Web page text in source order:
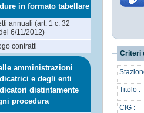
Criteri
Titolo :
CIG :
in formato tabellare
annuali (art. 1 c. 32
6/11/2012)
contratti
amministrazioni
e degli enti
distintamente
procedura